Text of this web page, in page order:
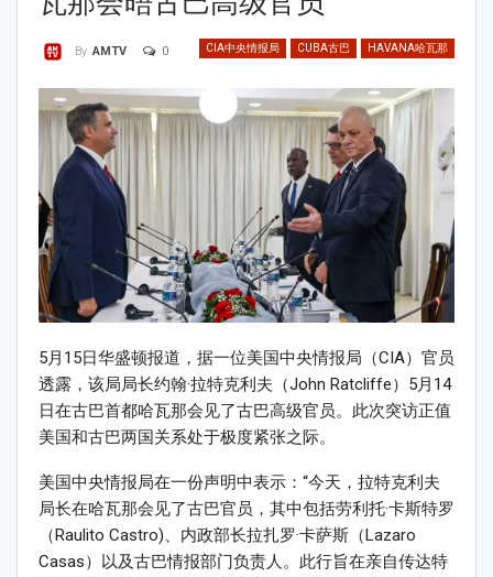
CIA中央情报局 CUBA古巴 HAVANA哈瓦那
By AMTV 0
5月15日华盛顿报道，据一位美国中央情报局（CIA）官员
透露，该局局长约翰·拉特克利夫（John Ratcliffe）5月14
日在古巴首都哈瓦那会见了古巴高级官员。此次突访正值
美国和古巴两国关系处于极度紧张之际。
美国中央情报局在一份声明中表示：“今天，拉特克利夫
局长在哈瓦那会见了古巴官员，其中包括劳利托·卡斯特罗
（Raulito Castro)、内政部长拉扎罗·卡萨斯（Lazaro
Casas）以及古巴情报部门负责人。此行旨在亲自传达特